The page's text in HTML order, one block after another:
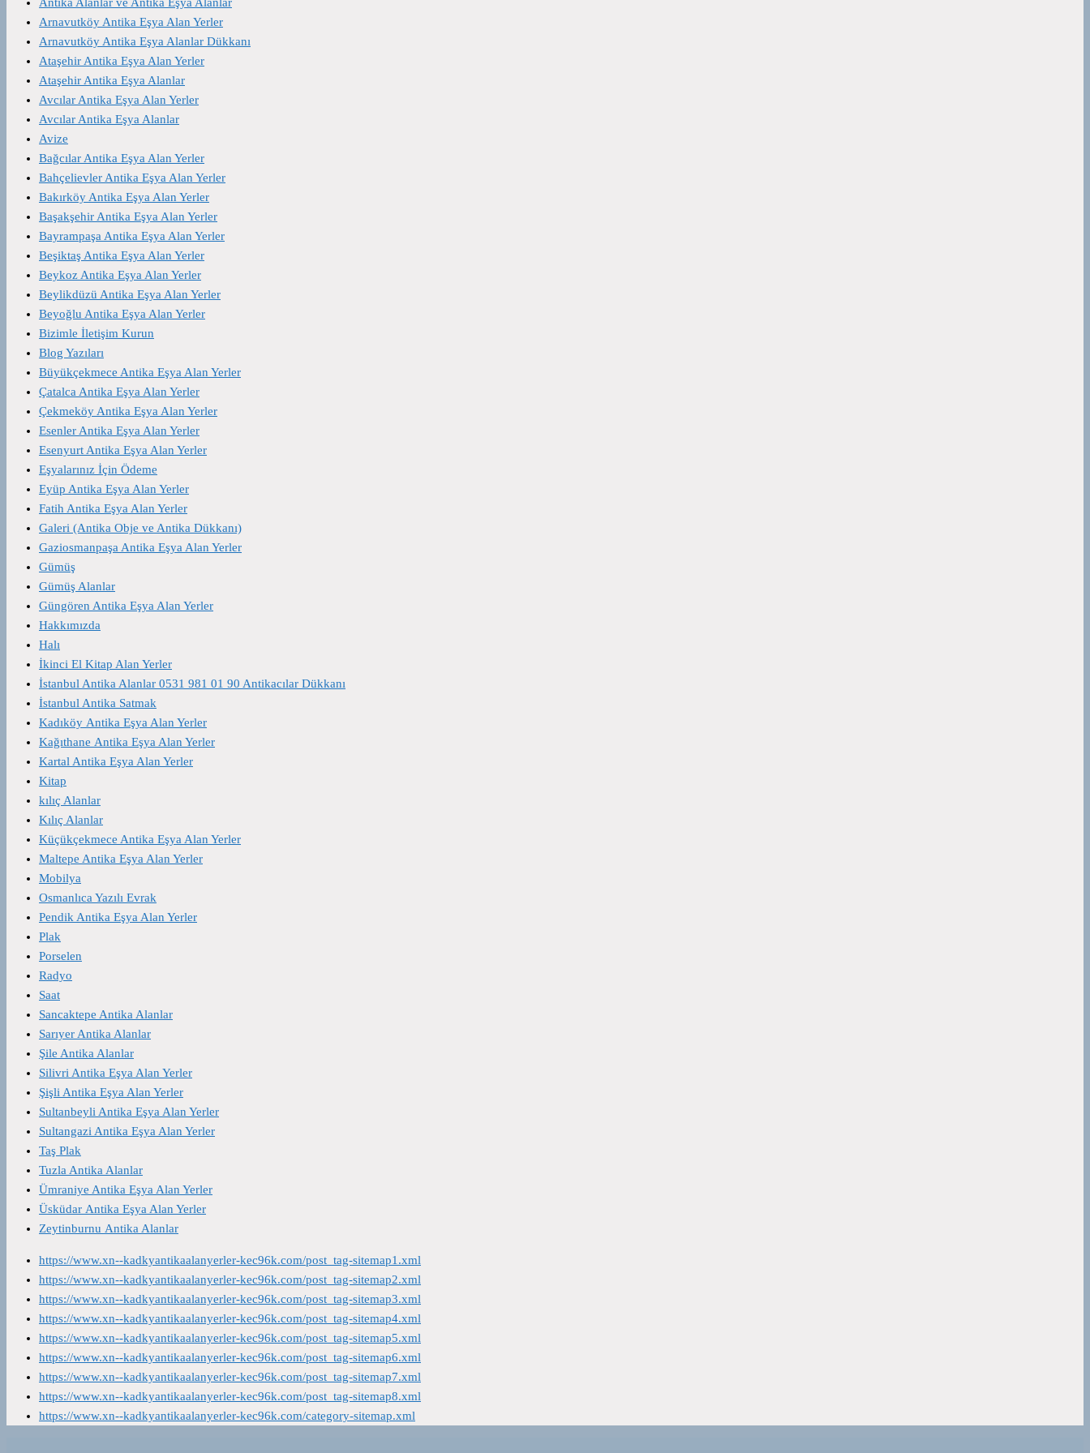
Arnavutköy Antika Eşya Alan Yerler
Arnavutköy Antika Eşya Alanlar Dükkanı
Ataşehir Antika Eşya Alan Yerler
Ataşehir Antika Eşya Alanlar
Avcılar Antika Eşya Alan Yerler
Avcılar Antika Eşya Alanlar
Avize
Bağcılar Antika Eşya Alan Yerler
Bahçelievler Antika Eşya Alan Yerler
Bakırköy Antika Eşya Alan Yerler
Başakşehir Antika Eşya Alan Yerler
Bayrampaşa Antika Eşya Alan Yerler
Beşiktaş Antika Eşya Alan Yerler
Beykoz Antika Eşya Alan Yerler
Beylikdüzü Antika Eşya Alan Yerler
Beyoğlu Antika Eşya Alan Yerler
Bizimle İletişim Kurun
Blog Yazıları
Büyükçekmece Antika Eşya Alan Yerler
Çatalca Antika Eşya Alan Yerler
Çekmeköy Antika Eşya Alan Yerler
Esenler Antika Eşya Alan Yerler
Esenyurt Antika Eşya Alan Yerler
Eşyalarınız İçin Ödeme
Eyüp Antika Eşya Alan Yerler
Fatih Antika Eşya Alan Yerler
Galeri (Antika Obje ve Antika Dükkanı)
Gaziosmanpaşa Antika Eşya Alan Yerler
Gümüş
Gümüş Alanlar
Güngören Antika Eşya Alan Yerler
Hakkımızda
Halı
İkinci El Kitap Alan Yerler
İstanbul Antika Alanlar 0531 981 01 90 Antikacılar Dükkanı
İstanbul Antika Satmak
Kadıköy Antika Eşya Alan Yerler
Kağıthane Antika Eşya Alan Yerler
Kartal Antika Eşya Alan Yerler
Kitap
kılıç Alanlar
Kılıç Alanlar
Küçükçekmece Antika Eşya Alan Yerler
Maltepe Antika Eşya Alan Yerler
Mobilya
Osmanlıca Yazılı Evrak
Pendik Antika Eşya Alan Yerler
Plak
Porselen
Radyo
Saat
Sancaktepe Antika Alanlar
Sarıyer Antika Alanlar
Şile Antika Alanlar
Silivri Antika Eşya Alan Yerler
Şişli Antika Eşya Alan Yerler
Sultanbeyli Antika Eşya Alan Yerler
Sultangazi Antika Eşya Alan Yerler
Taş Plak
Tuzla Antika Alanlar
Ümraniye Antika Eşya Alan Yerler
Üsküdar Antika Eşya Alan Yerler
Zeytinburnu Antika Alanlar
https://www.xn--kadkyantikaalanyerler-kec96k.com/post_tag-sitemap1.xml
https://www.xn--kadkyantikaalanyerler-kec96k.com/post_tag-sitemap2.xml
https://www.xn--kadkyantikaalanyerler-kec96k.com/post_tag-sitemap3.xml
https://www.xn--kadkyantikaalanyerler-kec96k.com/post_tag-sitemap4.xml
https://www.xn--kadkyantikaalanyerler-kec96k.com/post_tag-sitemap5.xml
https://www.xn--kadkyantikaalanyerler-kec96k.com/post_tag-sitemap6.xml
https://www.xn--kadkyantikaalanyerler-kec96k.com/post_tag-sitemap7.xml
https://www.xn--kadkyantikaalanyerler-kec96k.com/post_tag-sitemap8.xml
https://www.xn--kadkyantikaalanyerler-kec96k.com/category-sitemap.xml